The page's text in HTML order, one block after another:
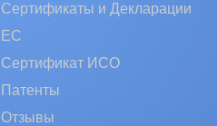
Сертификаты и Декларации
EC
Сертификат ИСО
Патенты
Отзывы